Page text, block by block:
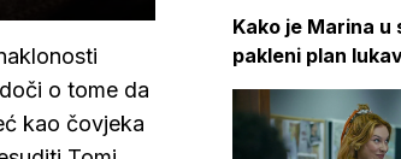
o tome da
kao čovjeka
Kako je Marina u
pakleni plan